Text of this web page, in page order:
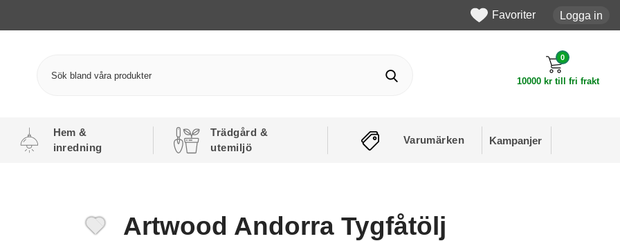
Favoriter Logga in
0
10000 kr till fri frakt
Hem &
inredning
Trädgård &
utemiljö
Varumärken Kampanjer
Artwood Andorra Tygfåtölj